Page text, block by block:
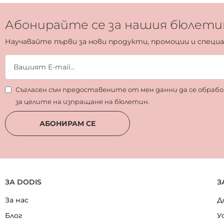
Абонирайте се за нашия
Научавайте първи за нови продукти, промоции и
Съгласен съм предоставените от мен данни да се
за целите на изпращане на бюлетин.
АБОНИРАМ СЕ
ЗА DODIS
За нас
Блог